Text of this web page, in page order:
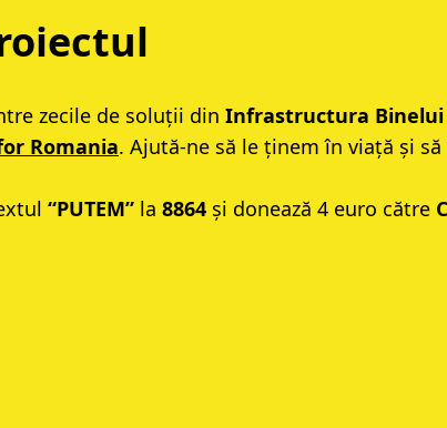
zecile de soluții din Infrastructura Binelui
Romania. Ajută-ne să le ținem în viață și să
“PUTEM” la 8864 și donează 4 euro către